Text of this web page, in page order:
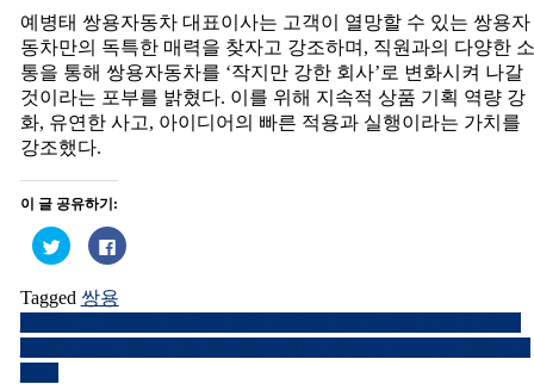
예병태 쌍용자동차 대표이사는 고객이 열망할 수 있는 쌍용자
동차만의 독특한 매력을 찾자고 강조하며, 직원과의 다양한 소
통을 통해 쌍용자동차를 ‘작지만 강한 회사’로 변화시켜 나갈
것이라는 포부를 밝혔다. 이를 위해 지속적 상품 기획 역량 강
화, 유연한 사고, 아이디어의 빠른 적용과 실행이라는 가치를
강조했다.
이 글 공유하기:
트
위
공
유
기
(새
페
이
에
공
하
려
Tagged 쌍용
글
내